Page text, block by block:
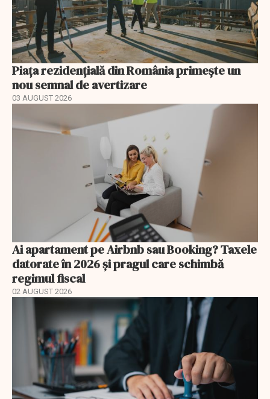
Piața rezidențială din România primește un
nou semnal de avertizare
03 AUGUST 2026
Ai apartament pe Airbnb sau Booking? Taxele
datorate în 2026 și pragul care schimbă
regimul fiscal
02 AUGUST 2026